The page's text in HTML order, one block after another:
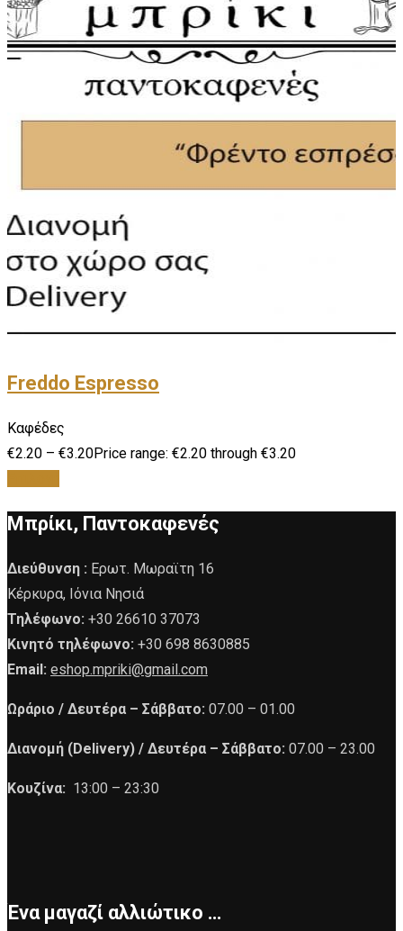
Freddo Espresso
Καφέδες
€2.20 – €3.20Price range: €2.20 through €3.20
Μπρίκι, Παντοκαφενές
Διεύθυνση : Ερωτ. Μωραϊτη 16
Κέρκυρα, Ιόνια Νησιά
Τηλέφωνο: +30 26610 37073
Κινητό τηλέφωνο: +30 698 8630885
Email: eshop.mpriki@gmail.com
Ωράριο / Δευτέρα – Σάββατο: 07.00 – 01.00
Διανομή (Delivery) / Δευτέρα – Σάββατο: 07.00 – 23.00
Κουζίνα: 13:00 – 23:30
Ένα μαγαζί αλλιώτικο …